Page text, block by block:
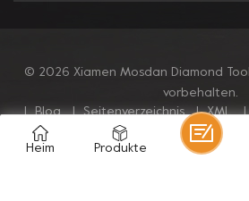
© 2026 Xiamen Mosdan Diamond
vorbehalten.
|
Blog | Seitenverzeichnis | XML |
Heim Produkte